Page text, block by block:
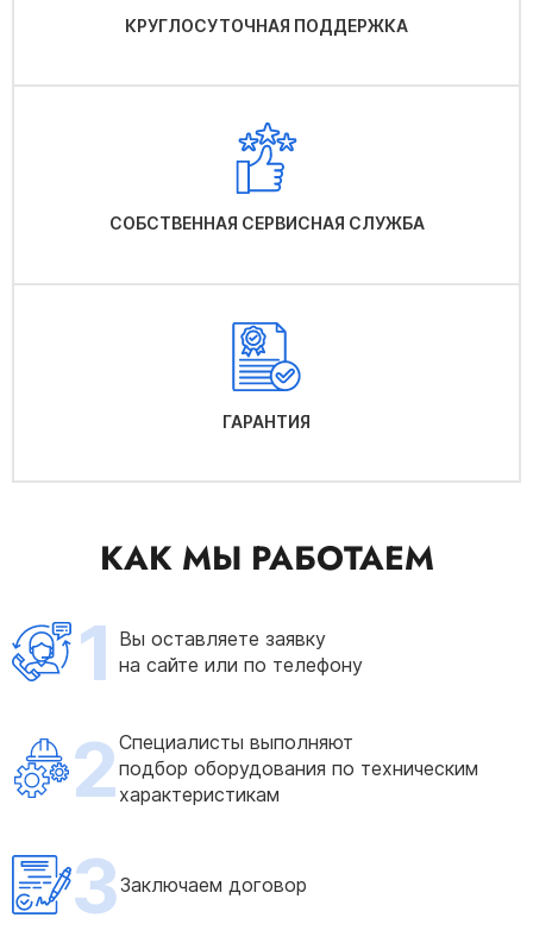
КРУГЛОСУТОЧНАЯ ПОДДЕРЖКА
СОБСТВЕННАЯ СЕРВИСНАЯ СЛУЖБА
ГАРАНТИЯ
КАК МЫ РАБОТАЕМ
1 Вы оставляете заявку
на сайте или по телефону
2Специалисты выполняют
подбор оборудования по техническим
характеристикам
3Заключаем договор